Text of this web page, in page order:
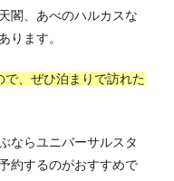
閣、あべのハルカスな
ります。
、ぜひ泊まりで訪れた
ならユニバーサルスタ
約するのがおすすめで